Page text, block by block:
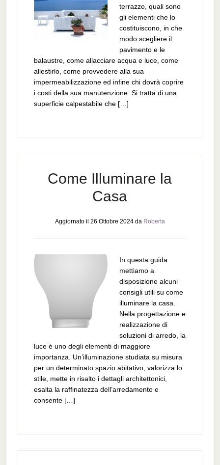
terrazzo, quali sono
gli elementi che lo
costituiscono, in che
modo scegliere il
pavimento e le
balaustre, come allacciare acqua e luce, come
allestirlo, come provvedere alla sua
impermeabilizzazione ed infine chi dovrà coprire
i costi della sua manutenzione. Si tratta di una
superficie calpestabile che […]
Come Illuminare la
Casa
Aggiornato il 26 Ottobre 2024da Roberta
In questa guida
mettiamo a
disposizione alcuni
consigli utili su come
illuminare la casa.
Nella progettazione e
realizzazione di
soluzioni di arredo, la
luce è uno degli elementi di maggiore
importanza. Un’illuminazione studiata su misura
per un determinato spazio abitativo, valorizza lo
stile, mette in risalto i dettagli architettonici,
esalta la raffinatezza dell’arredamento e
consente […]